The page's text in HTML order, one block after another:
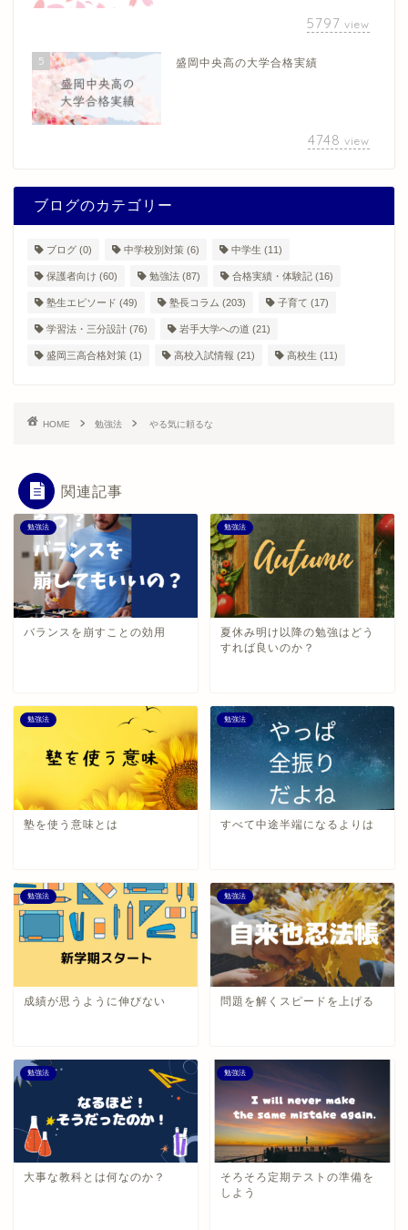
5797 view
5 盛岡中央高の大学合格実績
4748 view
ブログのカテゴリー
ブログ (0) 中学校別対策 (6) 中学生 (11)
保護者向け (60) 勉強法 (87) 合格実績・体験記 (16)
塾生エピソード (49) 塾長コラム (203) 子育て (17)
学習法・三分設計 (76) 岩手大学への道 (21)
盛岡三高合格対策 (1) 高校入試情報 (21) 高校生 (11)
HOME 勉強法 やる気に頼るな
関連記事
勉強法
バランスを崩すことの効用
勉強法
夏休み明け以降の勉強はどう
すれば良いのか？
勉強法
塾を使う意味とは
勉強法
すべて中途半端になるよりは
勉強法
成績が思うように伸びない
勉強法
問題を解くスピードを上げる
勉強法
大事な教科とは何なのか？
勉強法
そろそろ定期テストの準備を
しよう